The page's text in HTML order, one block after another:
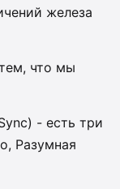
железа
что мы
- есть три
Разумная